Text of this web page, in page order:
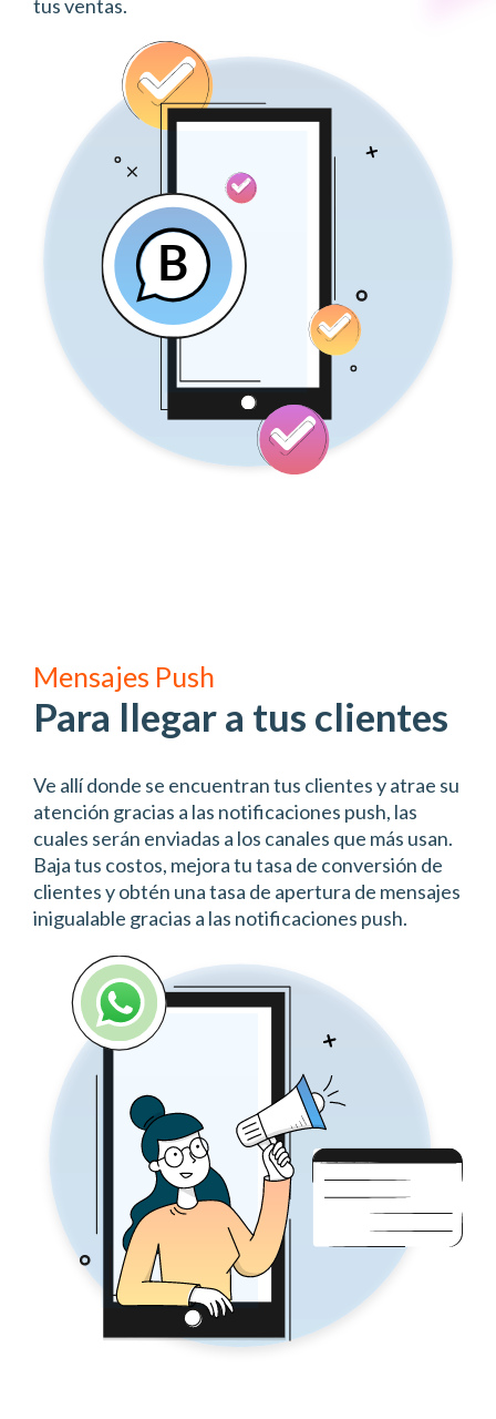
tus ventas.
Mensajes Push
Para llegar a tus clientes
Ve allí donde se encuentran tus clientes y atrae su
atención gracias a las notificaciones push, las
cuales serán enviadas a los canales que más usan.
Baja tus costos, mejora tu tasa de conversión de
clientes y obtén una tasa de apertura de mensajes
inigualable gracias a las notificaciones push.